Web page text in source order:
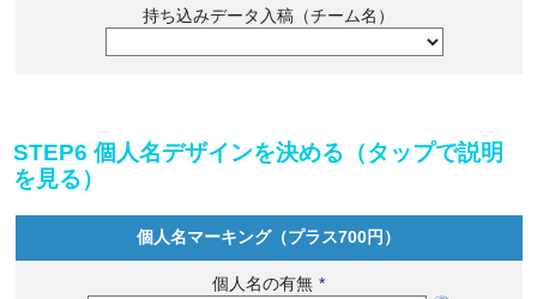
持ち込みデータ入稿（チーム名）
STEP6 個人名デザインを決める（タップで説明
を見る）
個人名マーキング（プラス700円）
個人名の有無 *